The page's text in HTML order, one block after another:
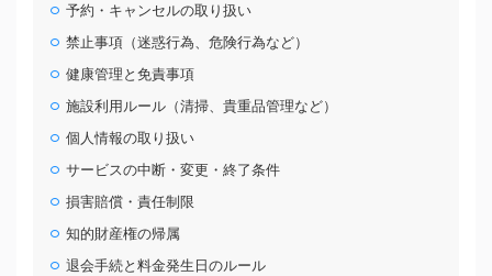
予約・キャンセルの取り扱い
禁止事項（迷惑行為、危険行為など）
健康管理と免責事項
施設利用ルール（清掃、貴重品管理など）
個人情報の取り扱い
サービスの中断・変更・終了条件
損害賠償・責任制限
知的財産権の帰属
退会手続と料金発生日のルール